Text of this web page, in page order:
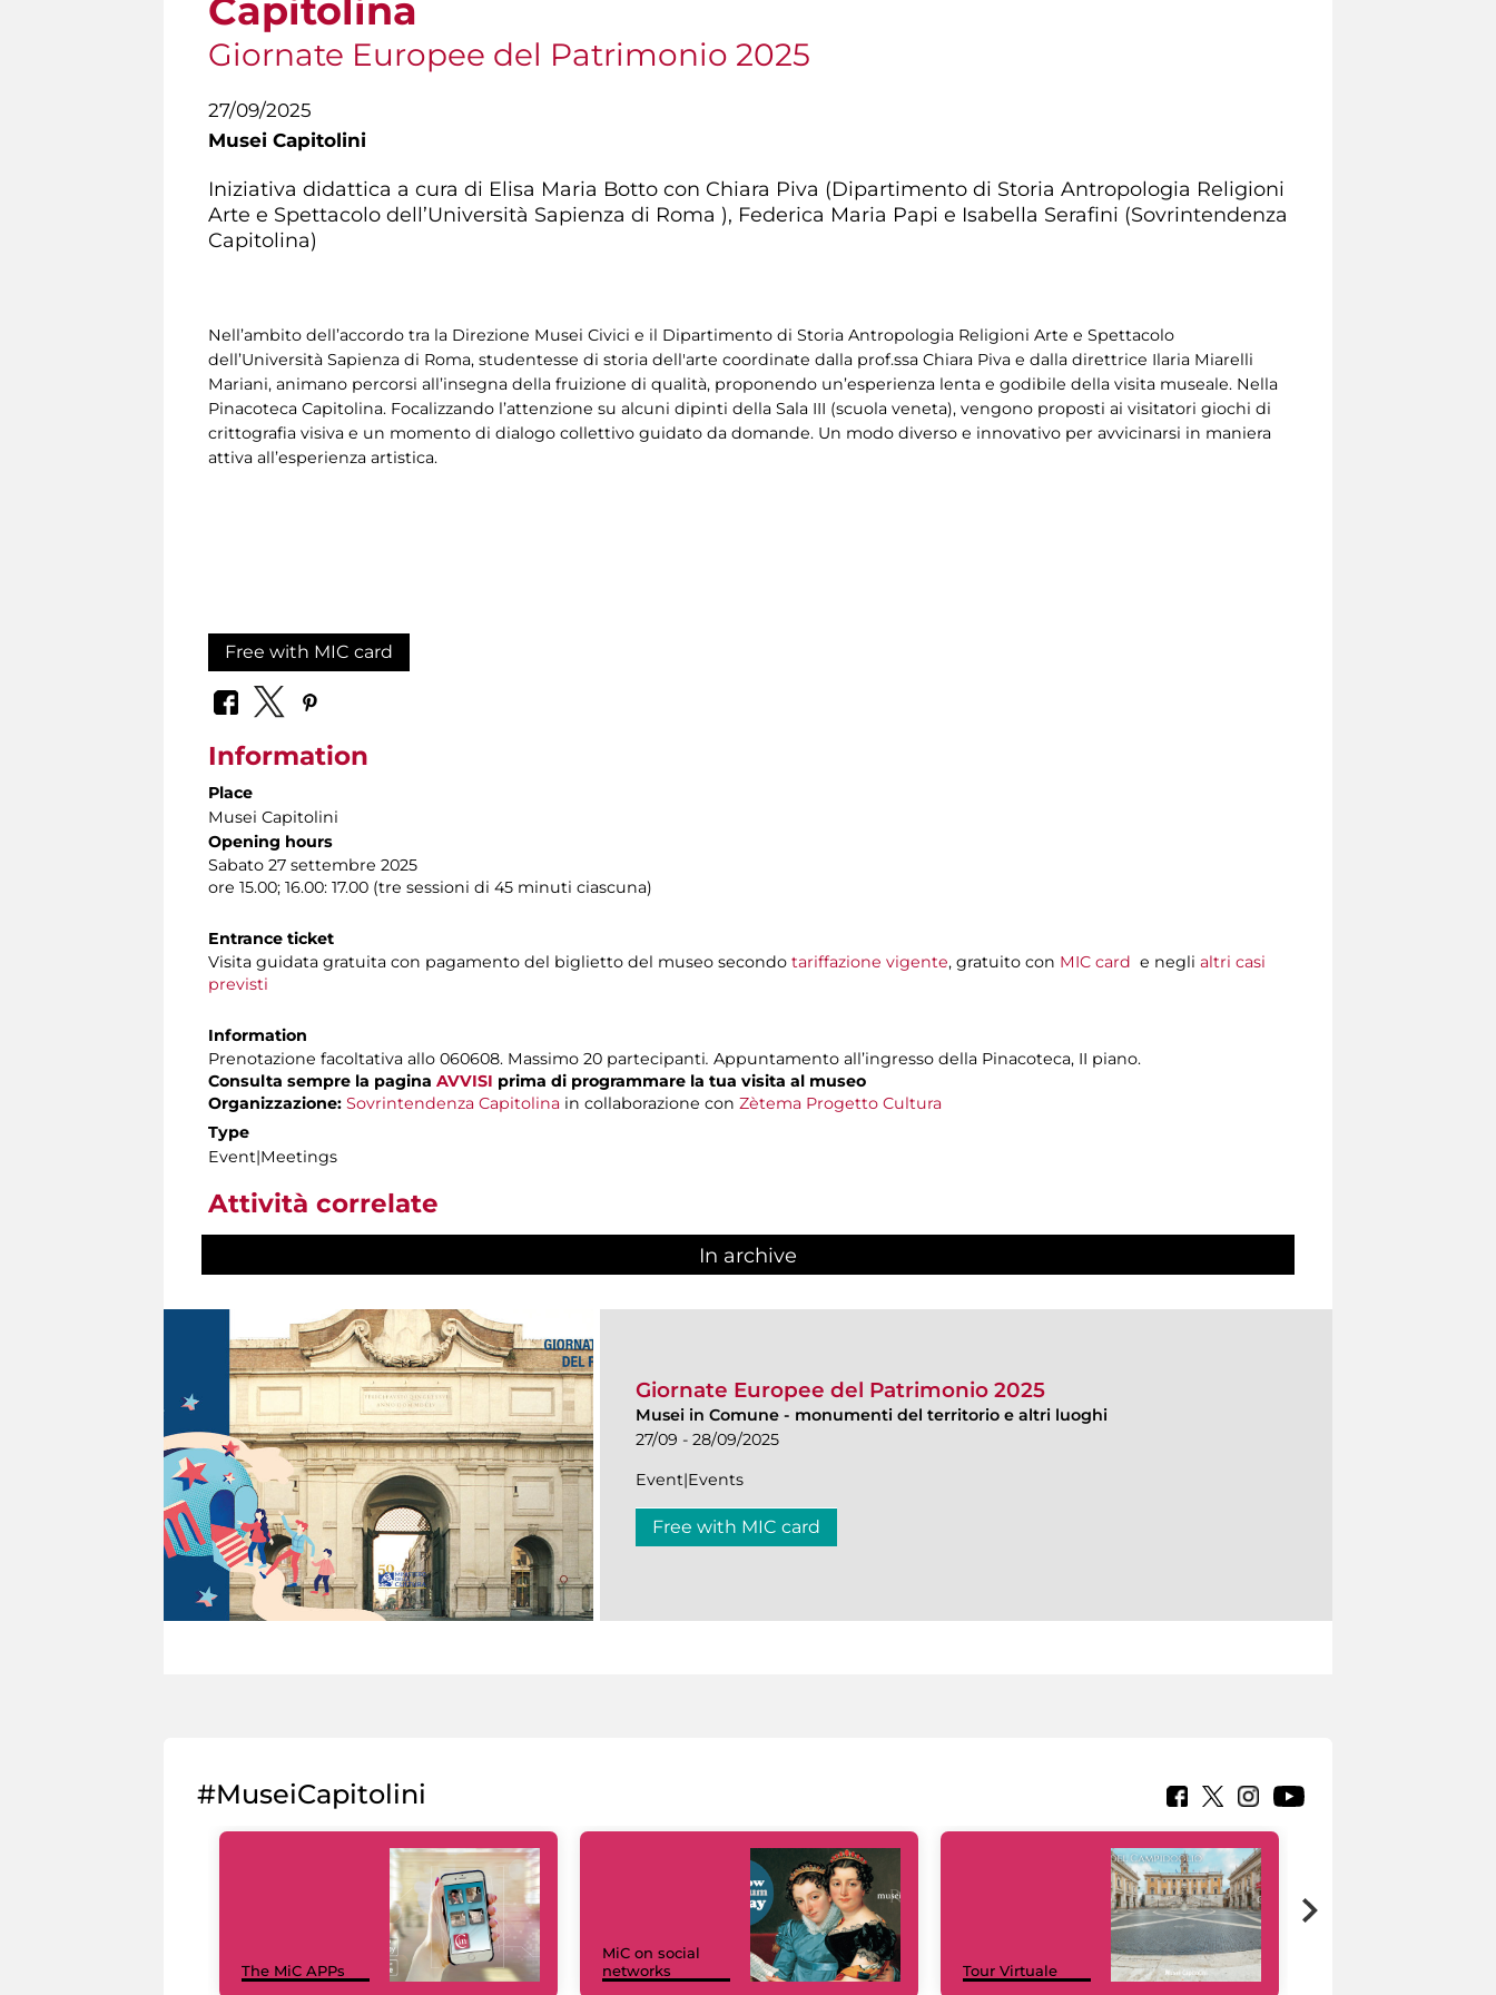
Capitolina
Giornate Europee del Patrimonio 2025
27/09/2025
Musei Capitolini
Iniziativa didattica a cura di Elisa Maria Botto con Chiara Piva (Dipartimento di Storia Antropologia Religioni
Arte e Spettacolo dell’Università Sapienza di Roma ), Federica Maria Papi e Isabella Serafini (Sovrintendenza
Capitolina)
Nell’ambito dell’accordo tra la Direzione Musei Civici e il Dipartimento di Storia Antropologia Religioni Arte e Spettacolo
dell’Università Sapienza di Roma, studentesse di storia dell'arte coordinate dalla prof.ssa Chiara Piva e dalla direttrice Ilaria Miarelli
Mariani, animano percorsi all’insegna della fruizione di qualità, proponendo un’esperienza lenta e godibile della visita museale. Nella
Pinacoteca Capitolina. Focalizzando l’attenzione su alcuni dipinti della Sala III (scuola veneta), vengono proposti ai visitatori giochi di
crittografia visiva e un momento di dialogo collettivo guidato da domande. Un modo diverso e innovativo per avvicinarsi in maniera
attiva all’esperienza artistica.
Free with MIC card
Information
Place
Musei Capitolini
Opening hours
Sabato 27 settembre 2025
ore 15.00; 16.00: 17.00 (tre sessioni di 45 minuti ciascuna)
Entrance ticket
Visita guidata gratuita con pagamento del biglietto del museo secondo tariffazione vigente, gratuito con MIC card e negli altri casi
previsti
Information
Prenotazione facoltativa allo 060608. Massimo 20 partecipanti. Appuntamento all’ingresso della Pinacoteca, II piano.
Consulta sempre la pagina AVVISI prima di programmare la tua visita al museo
Organizzazione: Sovrintendenza Capitolina in collaborazione con Zètema Progetto Cultura
Type
Event|Meetings
Attività correlate
In archive
Giornate Europee del Patrimonio 2025
Musei in Comune - monumenti del territorio e altri luoghi
27/09 - 28/09/2025
Event|Events
Free with MIC card
#MuseiCapitolini
The MiC APPs
MiC on social
networks
Tour Virtuale